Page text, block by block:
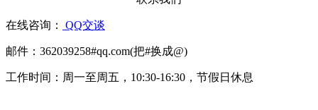
在线咨询： QQ交谈
邮件：362039258#qq.com(把#换成@)
工作时间：周一至周五，10:30-16:30，节假日休息